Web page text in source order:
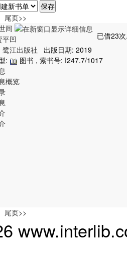
尾页>>
间
已借23
平凹
鹭江出版社
出版日期: 2019
:
图书 , 索书号: I247.7/1017
概览
尾页>>